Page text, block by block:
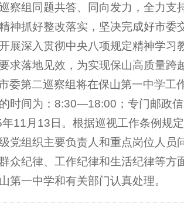
察组同题共答、同向发力，全力支
神抓好整改落实，坚决完成好市委
展深入贯彻中央八项规定精神学习
求落地见效，为实现保山高质量跨
委第二巡察组将在保山第一中学工
时间为：8:30—18:00；专门邮政
11月13日。根据巡视工作条例规
党组织主要负责人和重点岗位人员
众纪律、工作纪律和生活纪律等方
第一中学和有关部门认真处理。